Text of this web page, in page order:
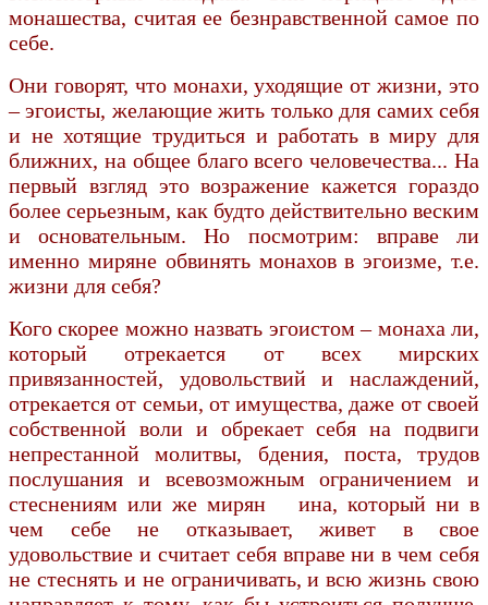
монашества, считая ее безнравственной самое по
себе.
Они говорят, что монахи, уходящие от жизни, это
– эгоисты, желающие жить только для самих себя
и не хотящие трудиться и работать в миру для
ближних, на общее благо всего человечества... На
первый взгляд это возражение кажется гораздо
более серьезным, как будто действительно веским
и основательным. Но посмотрим: вправе ли
именно миряне обвинять монахов в эгоизме, т.е.
жизни для себя?
Кого скорее можно назвать эгоистом – монаха ли,
который отрекается от всех мирских
привязанностей, удовольствий и наслаждений,
отрекается от семьи, от имущества, даже от своей
собственной воли и обрекает себя на подвиги
непрестанной молитвы, бдения, поста, трудов
послушания и всевозможным ограничением и
стеснениям или же мирян ина, который ни в
чем себе не отказывает, живет в свое
удовольствие и считает себя вправе ни в чем себя
не стеснять и не ограничивать, и всю жизнь свою